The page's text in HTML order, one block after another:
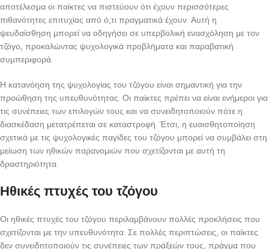
αποτέλεσμα οι παίκτες να πιστεύουν ότι έχουν περισσότερες
πιθανότητες επιτυχίας από ό,τι πραγματικά έχουν. Αυτή η
ψευδαίσθηση μπορεί να οδηγήσει σε υπερβολική ενασχόληση με τον
τζόγο, προκαλώντας ψυχολογικά προβλήματα και παραβατική
συμπεριφορά.
Η κατανόηση της ψυχολογίας του τζόγου είναι σημαντική για την
προώθηση της υπευθυνότητας. Οι παίκτες πρέπει να είναι ενήμεροι για
τις συνέπειες των επιλογών τους και να συνειδητοποιούν πότε η
διασκέδαση μετατρέπεται σε καταστροφή. Έτσι, η ευαισθητοποίηση
σχετικά με τις ψυχολογικές παγίδες του τζόγου μπορεί να συμβάλει στη
μείωση των ηθικών παρανομιών που σχετίζονται με αυτή τη
δραστηριότητα.
Ηθικές πτυχές του τζόγου
Οι ηθικές πτυχές του τζόγου περιλαμβάνουν πολλές προκλήσεις που
σχετίζονται με την υπευθυνότητα. Σε πολλές περιπτώσεις, οι παίκτες
δεν συνειδητοποιούν τις συνέπειες των πράξεών τους, πράγμα που